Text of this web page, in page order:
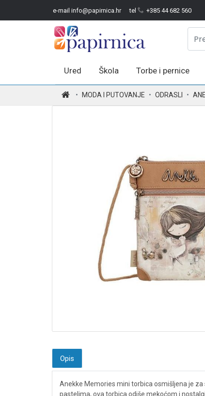
e-mail info@papirnica.hr tel +385 44 682 560
Ured Škola Torbe i pernice
MODA I PUTOVANJE ODRASLI
Opis
Anekke Memories mini torbica osmišljena je
pastelima, ova torbica odiše mekoćom i